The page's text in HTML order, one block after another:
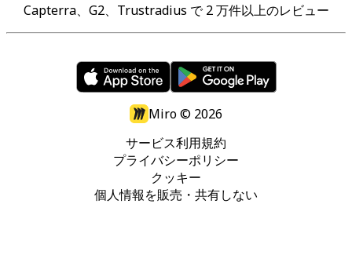
Capterra、G2、Trustradius で 2 万件以上のレビュー
Miro © 2026
サービス利用規約
プライバシーポリシー
クッキー
個人情報を販売・共有しない